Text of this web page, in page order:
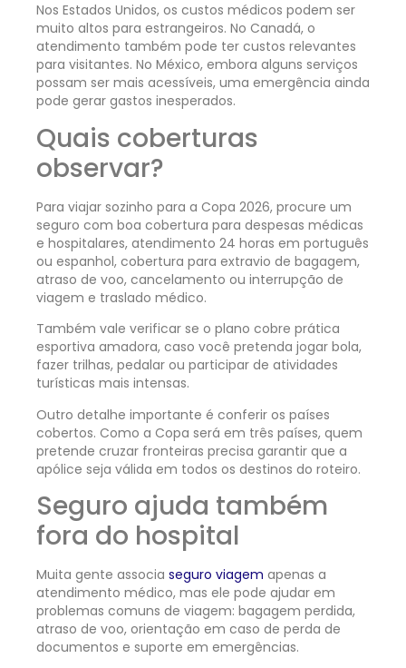
Nos Estados Unidos, os custos médicos podem ser
muito altos para estrangeiros. No Canadá, o
atendimento também pode ter custos relevantes
para visitantes. No México, embora alguns serviços
possam ser mais acessíveis, uma emergência ainda
pode gerar gastos inesperados.
Quais coberturas
observar?
Para viajar sozinho para a Copa 2026, procure um
seguro com boa cobertura para despesas médicas
e hospitalares, atendimento 24 horas em português
ou espanhol, cobertura para extravio de bagagem,
atraso de voo, cancelamento ou interrupção de
viagem e traslado médico.
Também vale verificar se o plano cobre prática
esportiva amadora, caso você pretenda jogar bola,
fazer trilhas, pedalar ou participar de atividades
turísticas mais intensas.
Outro detalhe importante é conferir os países
cobertos. Como a Copa será em três países, quem
pretende cruzar fronteiras precisa garantir que a
apólice seja válida em todos os destinos do roteiro.
Seguro ajuda também
fora do hospital
Muita gente associa seguro viagem apenas a
atendimento médico, mas ele pode ajudar em
problemas comuns de viagem: bagagem perdida,
atraso de voo, orientação em caso de perda de
documentos e suporte em emergências.